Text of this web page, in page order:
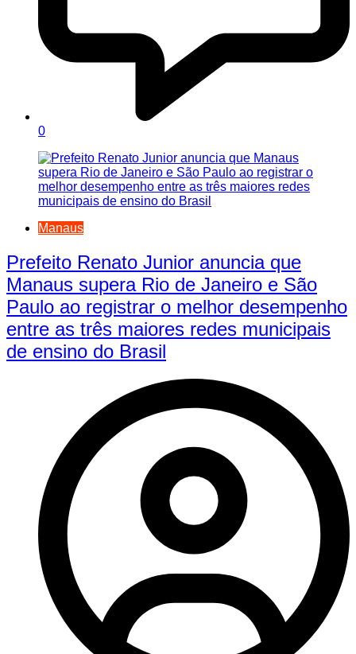
0
Manaus
Prefeito Renato Junior anuncia que
Manaus supera Rio de Janeiro e São
Paulo ao registrar o melhor desempenho
entre as três maiores redes municipais
de ensino do Brasil